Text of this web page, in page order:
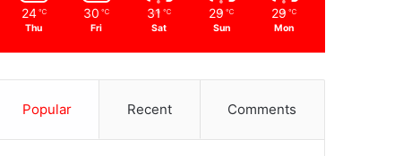
24 ℃
Thu
30 ℃
Fri
31 ℃
Sat
29 ℃
Sun
29 ℃
Mon
Popular Recent Comments